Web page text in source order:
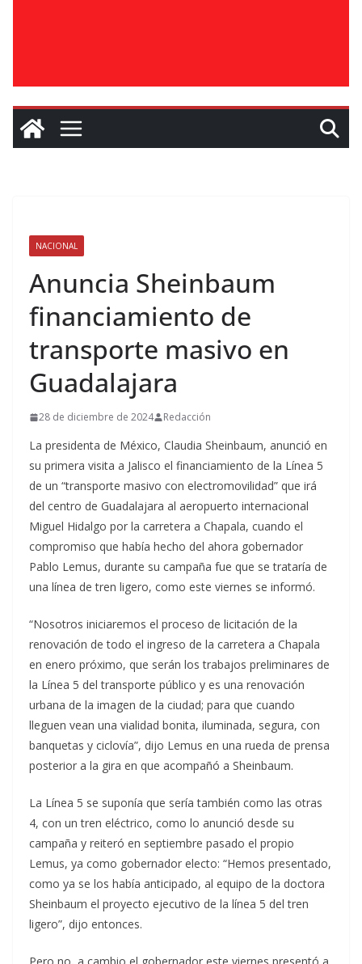
NACIONAL
Anuncia Sheinbaum
financiamiento de
transporte masivo en
Guadalajara
28 de diciembre de 2024 Redacción
La presidenta de México, Claudia Sheinbaum, anunció en
su primera visita a Jalisco el financiamiento de la Línea 5
de un “transporte masivo con electromovilidad” que irá
del centro de Guadalajara al aeropuerto internacional
Miguel Hidalgo por la carretera a Chapala, cuando el
compromiso que había hecho del ahora gobernador
Pablo Lemus, durante su campaña fue que se trataría de
una línea de tren ligero, como este viernes se informó.
“Nosotros iniciaremos el proceso de licitación de la
renovación de todo el ingreso de la carretera a Chapala
en enero próximo, que serán los trabajos preliminares de
la Línea 5 del transporte público y es una renovación
urbana de la imagen de la ciudad; para que cuando
lleguen vean una vialidad bonita, iluminada, segura, con
banquetas y ciclovía”, dijo Lemus en una rueda de prensa
posterior a la gira en que acompañó a Sheinbaum.
La Línea 5 se suponía que sería también como las otras
4, con un tren eléctrico, como lo anunció desde su
campaña y reiteró en septiembre pasado el propio
Lemus, ya como gobernador electo: “Hemos presentado,
como ya se los había anticipado, al equipo de la doctora
Sheinbaum el proyecto ejecutivo de la línea 5 del tren
ligero”, dijo entonces.